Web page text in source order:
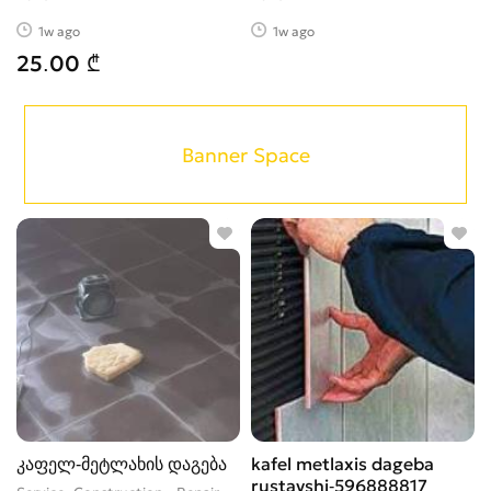
1w ago
25.00 ₾
1w ago
Banner Space
კაფელ-მეტლახის დაგება
kafel metlaxis dageba
rustavshi-596888817